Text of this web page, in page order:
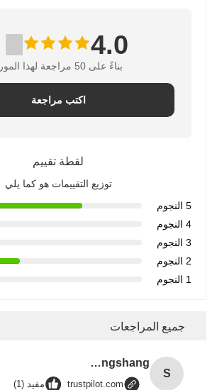
4.0
بناءً على 50 مراجعة لهذا المورد
اكتب مراجعة
لقطة تقييم
توزيع التقييمات هو كما يلي
5 النجوم
4 النجوم
3 النجوم
2 النجوم
1 النجوم
جميع المراجعات
S
Songshang
trustpilot.com مفيد (1)